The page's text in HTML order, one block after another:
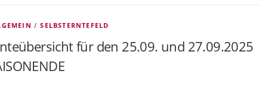
/SELBSTERNTEFELD
für den 25.09. und 27.09.2025